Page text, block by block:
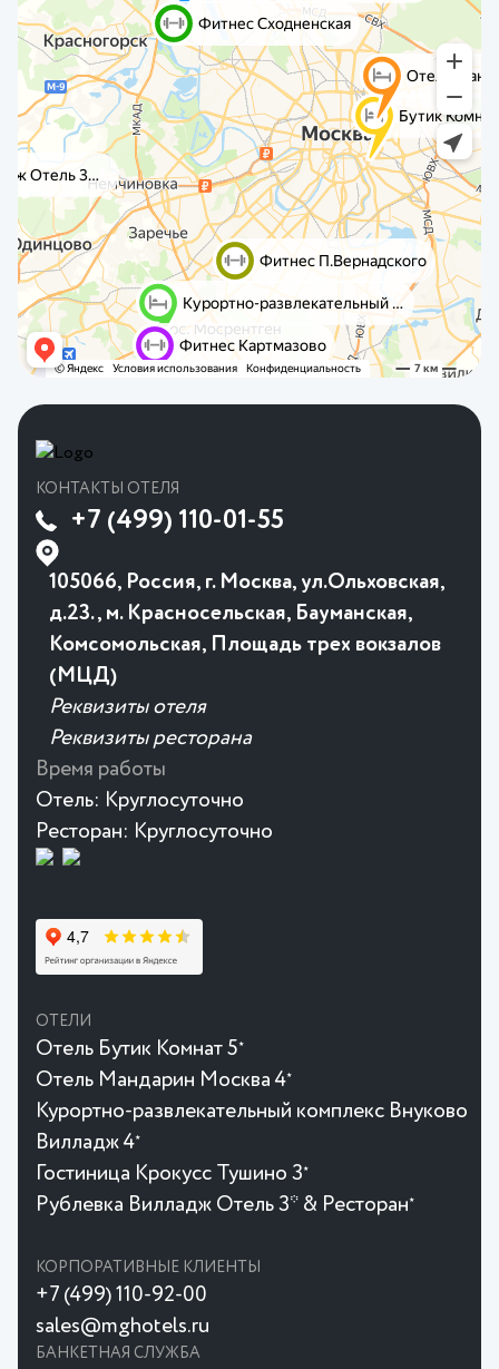
КОНТАКТЫ ОТЕЛЯ
+7 (499) 110-01-55
105066, Россия, г. Москва, ул.Ольховская,
д.23., м. Красносельская, Бауманская,
Комсомольская, Площадь трех вокзалов
(МЦД)
Реквизиты отеля
Реквизиты ресторана
Время работы
Отель: Круглосуточно
Ресторан: Круглосуточно
ОТЕЛИ
Отель Бутик Комнат 5★
Отель Мандарин Москва 4★
Курортно-развлекательный комплекс Внуково
Вилладж 4★
Гостиница Крокусc Тушино 3★
Рублевка Вилладж Отель 3* & Ресторан★
КОРПОРАТИВНЫЕ КЛИЕНТЫ
+7 (499) 110-92-00
sales@mghotels.ru
БАНКЕТНАЯ СЛУЖБА